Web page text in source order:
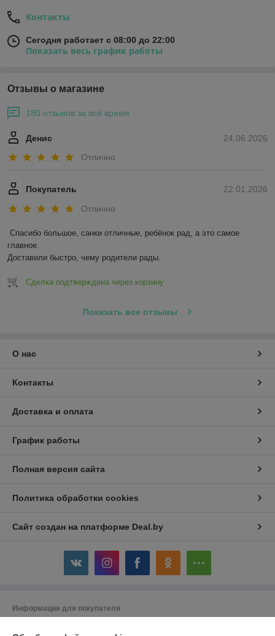
Контакты
Сегодня работает с 08:00 до 22:00
Показать весь график работы
Отзывы о магазине
180 отзывов за всё время
24.06.2026
Денис
Отлично
22.01.2026
Покупатель
Отлично
Спасибо большое, санки отличные, ребёнок рад, а это самое
главное.
Доставили быстро, чему родители рады.
Сделка подтверждена через корзину
Показать все отзывы
О нас
Контакты
Доставка и оплата
График работы
Полная версия сайта
Политика обработки cookies
Сайт создан на платформе Deal.by
Информация для покупателя